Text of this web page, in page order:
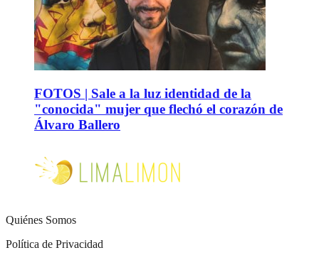
FOTOS | Sale a la luz identidad de la
"conocida" mujer que flechó el corazón de
Álvaro Ballero
Quiénes Somos
Política de Privacidad